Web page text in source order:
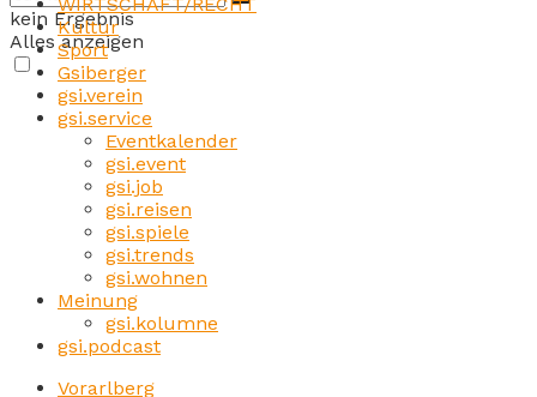
kein Ergebnis
Alles anzeigen
Kultur
Sport
Gsiberger
gsi.verein
gsi.service
Eventkalender
gsi.event
gsi.job
gsi.reisen
gsi.spiele
gsi.trends
gsi.wohnen
Meinung
gsi.kolumne
gsi.podcast
Vorarlberg